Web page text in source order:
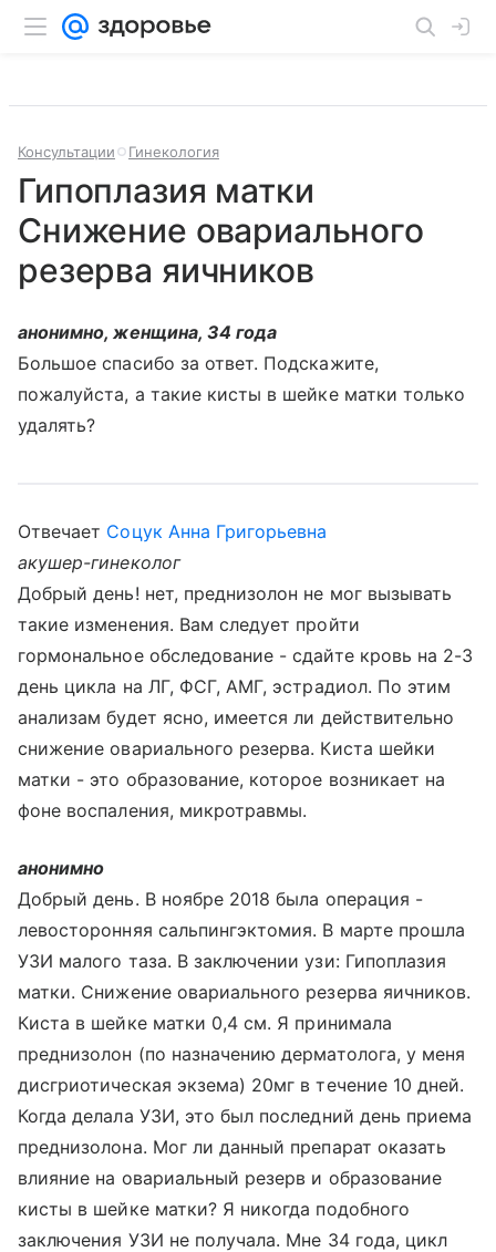
Консультации Гинекология
Гипоплазия матки
Снижение овариального
резерва яичников
анонимно, женщина, 34 года
Большое спасибо за ответ. Подскажите,
пожалуйста, а такие кисты в шейке матки только
удалять?
Отвечает Соцук Анна Григорьевна
акушер-гинеколог
Добрый день! нет, преднизолон не мог вызывать
такие изменения. Вам следует пройти
гормональное обследование - сдайте кровь на 2-3
день цикла на ЛГ, ФСГ, АМГ, эстрадиол. По этим
анализам будет ясно, имеется ли действительно
снижение овариального резерва. Киста шейки
матки - это образование, которое возникает на
фоне воспаления, микротравмы.
анонимно
Добрый день. В ноябре 2018 была операция -
левосторонняя сальпингэктомия. В марте прошла
УЗИ малого таза. В заключении узи: Гипоплазия
матки. Снижение овариального резерва яичников.
Киста в шейке матки 0,4 см. Я принимала
преднизолон (по назначению дерматолога, у меня
дисгриотическая экзема) 20мг в течение 10 дней.
Когда делала УЗИ, это был последний день приема
преднизолона. Мог ли данный препарат оказать
влияние на овариальный резерв и образование
кисты в шейке матки? Я никогда подобного
заключения УЗИ не получала. Мне 34 года, цикл